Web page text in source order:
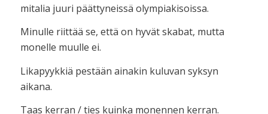
mitalia juuri päättyneissä olympiakisoissa.
Minulle riittää se, että on hyvät skabat, mutta
monelle muulle ei.
Likapyykkiä pestään ainakin kuluvan syksyn
aikana.
Taas kerran / ties kuinka monennen kerran.